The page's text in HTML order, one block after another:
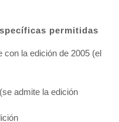
permitidas
con la edición de 2005 (el
admite la edición